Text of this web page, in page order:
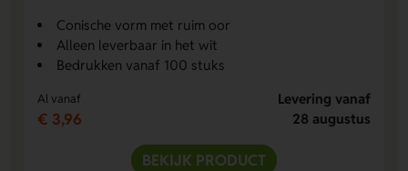
Conische vorm met ruim oor
Alleen leverbaar in het wit
Bedrukken vanaf 100 stuks
Al vanaf
€ 3,96
Levering vanaf
28 augustus
BEKIJK PRODUCT